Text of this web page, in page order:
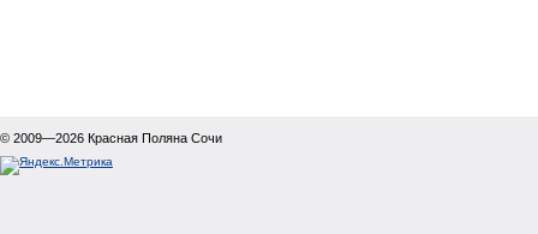
© 2009—2026 Красная Поляна Сочи